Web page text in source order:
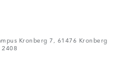
Kronberg 7, 61476 Kronberg
2408